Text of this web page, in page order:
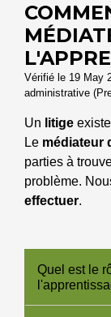
Vérifié le 19 May
administrative
Un litige
Le médiateur
parties à
problème.
effectuer.
Quel est le